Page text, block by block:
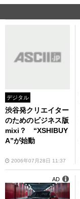
デジタル
渋谷発クリエイター
のためのビジネス版
mixi？ “XSHIBUY
A”が始動
2006年07月28日 11:37
AD